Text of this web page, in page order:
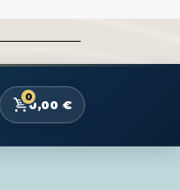
0
0,00 €